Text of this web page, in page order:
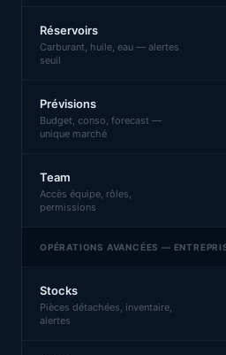
Réservoirs
Carburant, huile, eau — alertes
seuil
Prévisions
Budget, conso, forecast —
unique marché
Team
Accès équipe, rôles,
permissions
OPÉRATIONS AVANCÉES —
Stocks
Pièces détachées, inventaire,
alertes